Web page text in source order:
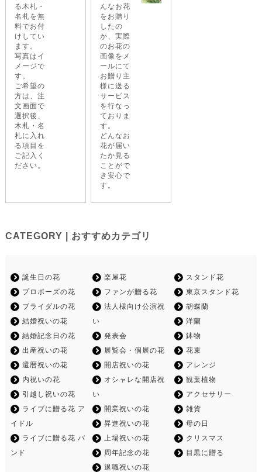
る木札・
名札を無
料でお付
けしてい
ます。
写真はイ
メージで
す。
ご希望の
方は、注
文画面で
選択後、
木札・名
札に入れ
る項目を
ご記入く
ださい。
んなお花
をお贈り
したの
か、実際
のお花の
画像をメ
ールにて
お贈り主
様に送る
サービス
を行なっ
ておりま
す。
どんなお
花が届い
たか見る
ことがで
き安心で
す。
CATEGORY | おすすめカテゴリ
誕生日の花
プロポーズの花
ブライダルの花
結婚祝いの花
結婚記念日の花
出産祝いの花
還暦祝いの花
内祝いの花
引越し祝いの花
ライブに贈る花 ア
イドル
ライブに贈る花 バ
ンド
楽屋花
ファンが贈る花
法人様向け公演祝
い
発表会
展覧会・個展の花
開店祝いの花
オシャレな開店祝
い
開業祝いの花
昇進祝いの花
上場祝いの花
周年記念の花
退職祝いの花
スタンド花
東京スタンド花
胡蝶蘭
洋蘭
鉢物
花束
アレンジ
観葉植物
アクセサリー
雑貨
母の日
クリスマス
目黒に贈る